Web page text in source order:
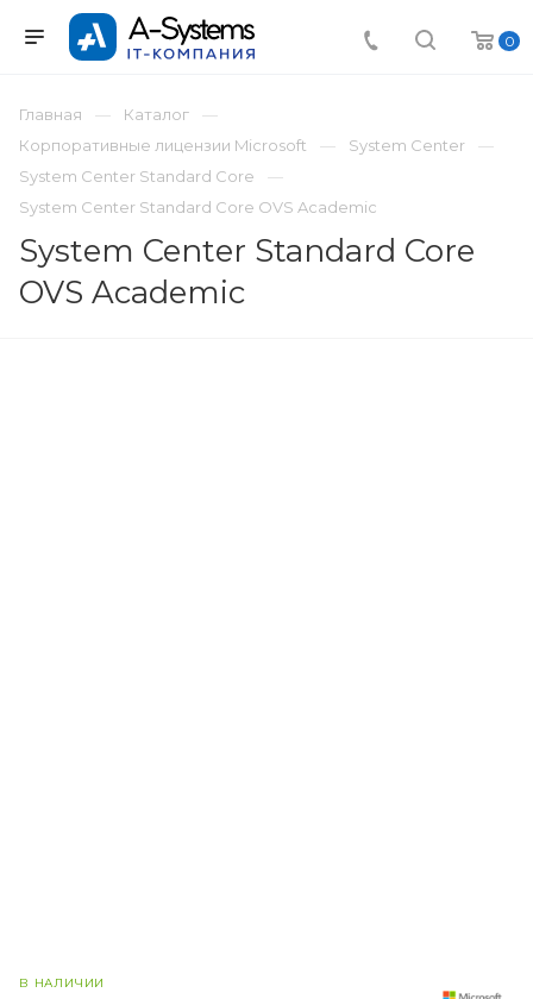
0
Главная
Каталог
Корпоративные лицензии Microsoft
System Center
System Center Standard Core
System Center Standard Core OVS Academic
System Center Standard Core
OVS Academic
В НАЛИЧИИ